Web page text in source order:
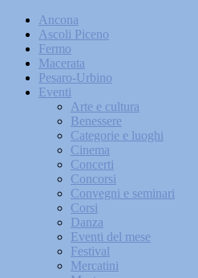
Ancona
Ascoli Piceno
Fermo
Macerata
Pesaro-Urbino
Eventi
Arte e cultura
Benessere
Categorie e luoghi
Cinema
Concerti
Concorsi
Convegni e seminari
Corsi
Danza
Eventi del mese
Festival
Mercatini